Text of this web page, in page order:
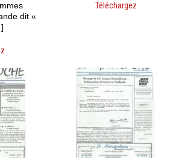
dit «
Téléchargez